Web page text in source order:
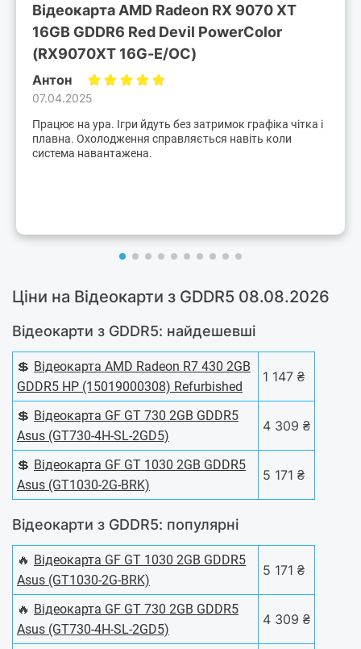
Відеокарта AMD Radeon RX 9070 XT
16GB GDDR6 Red Devil PowerColor
(RX9070XT 16G-E/OC)
Антон
07.04.2025
Працює на ура. Ігри йдуть без затримок графіка чітка і
плавна. Охолодження справляється навіть коли
система навантажена.
Ціни на Відеокарти з GDDR5 08.08.2026
Відеокарти з GDDR5: найдешевші
💲 Відеокарта AMD Radeon R7 430 2GB
GDDR5 HP (15019000308) Refurbished
1 147 ₴
💲 Відеокарта GF GT 730 2GB GDDR5
Asus (GT730-4H-SL-2GD5)
4 309 ₴
💲 Відеокарта GF GT 1030 2GB GDDR5
Asus (GT1030-2G-BRK)
5 171 ₴
Відеокарти з GDDR5: популярні
🔥 Відеокарта GF GT 1030 2GB GDDR5
Asus (GT1030-2G-BRK)
5 171 ₴
🔥 Відеокарта GF GT 730 2GB GDDR5
Asus (GT730-4H-SL-2GD5)
4 309 ₴